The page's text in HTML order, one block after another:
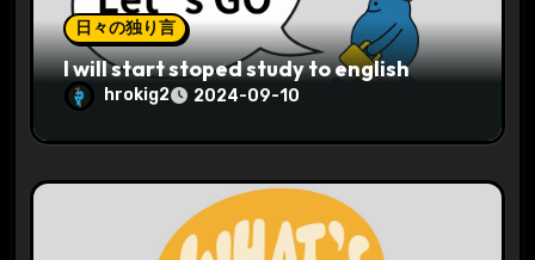
日々の独り言
I will start stoped study to english
hrokig2 2024-09-10